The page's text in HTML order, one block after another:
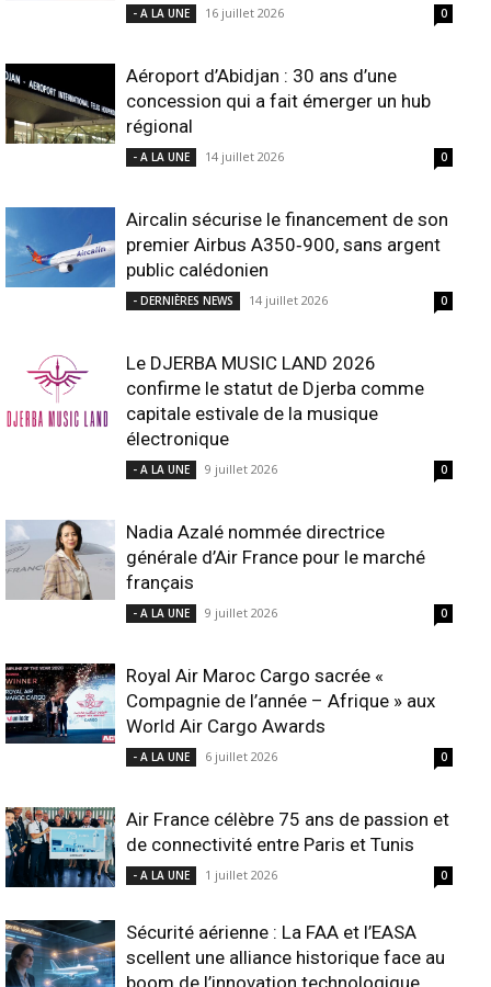
- A LA UNE 16 juillet 2026 0
Aéroport d’Abidjan : 30 ans d’une
concession qui a fait émerger un hub
régional
- A LA UNE 14 juillet 2026 0
Aircalin sécurise le financement de son
premier Airbus A350‑900, sans argent
public calédonien
- DERNIÈRES NEWS 14 juillet 2026 0
Le DJERBA MUSIC LAND 2026
confirme le statut de Djerba comme
capitale estivale de la musique
électronique
- A LA UNE 9 juillet 2026 0
Nadia Azalé nommée directrice
générale d’Air France pour le marché
français
- A LA UNE 9 juillet 2026 0
Royal Air Maroc Cargo sacrée «
Compagnie de l’année – Afrique » aux
World Air Cargo Awards
- A LA UNE 6 juillet 2026 0
Air France célèbre 75 ans de passion et
de connectivité entre Paris et Tunis
- A LA UNE 1 juillet 2026 0
Sécurité aérienne : La FAA et l’EASA
scellent une alliance historique face au